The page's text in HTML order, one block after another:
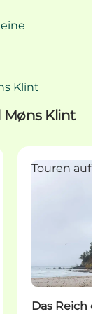
Klint
Møns Klint
Das Reich
Touren auf
Das Reich